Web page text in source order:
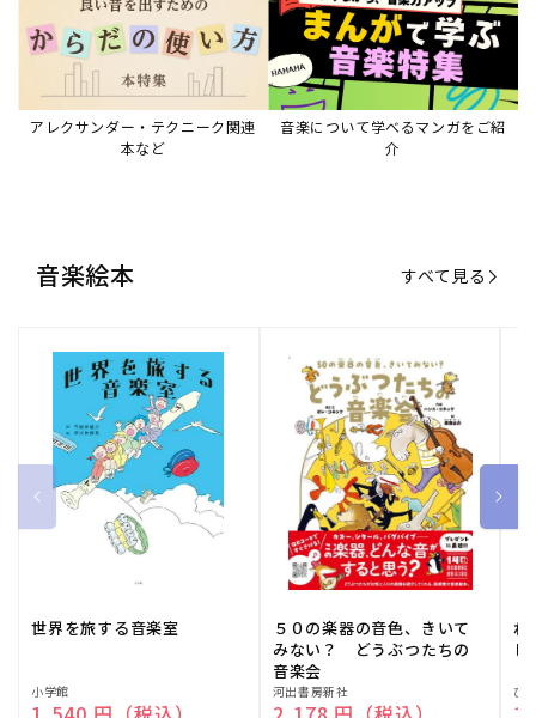
アレクサンダー・テクニーク関連
本など
音楽について学べるマンガをご紹
介
音楽絵本 すべて見る
世界を旅する音楽室
販
小学館
５０の楽器の音色、きいて
みない？ どうぶつたちの
音楽会
販
河出書房新社
ね
販ひ